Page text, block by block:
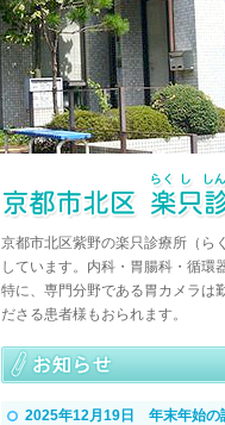
京都市北区紫野の楽只診療所（
しています。内科・胃腸科・循環
特に、専門分野である胃カメラは
ださる患者様もおられます。
2025年12月19日 年末年始の